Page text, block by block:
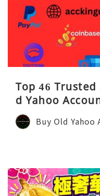
Top 46
d Yahoo
Buy Old Yahoo